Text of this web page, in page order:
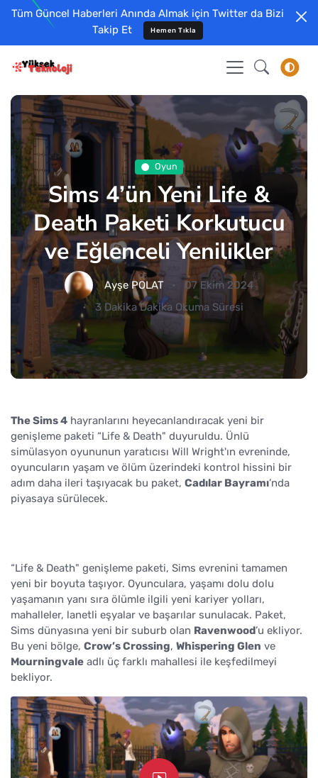
Tüm Güncel Haberleri Anında Almak için Twitter da Bizi
Takip Et
Hemen Tıkla
Oyun
Sims 4’ün Yeni Life &
Death Paketi Korkutucu
ve Eğlenceli Yenilikler
Ayşe POLAT
07 Ekim 2024
3 Dakika Dakika Okuma Süresi
The Sims 4 hayranlarını heyecanlandıracak yeni bir
genişleme paketi “Life & Death" duyuruldu. Ünlü
simülasyon oyununun yaratıcısı Will Wright'ın evreninde,
oyuncuların yaşam ve ölüm üzerindeki kontrol hissini bir
adım daha ileri taşıyacak bu paket, Cadılar Bayramı’nda
piyasaya sürülecek.
“Life & Death" genişleme paketi, Sims evrenini tamamen
yeni bir boyuta taşıyor. Oyunculara, yaşamı dolu dolu
yaşamanın yanı sıra ölümle ilgili yeni kariyer yolları,
mahalleler, lanetli eşyalar ve başarılar sunulacak. Paket,
Sims dünyasına yeni bir suburb olan Ravenwood’u ekliyor.
Bu yeni bölge, Crow’s Crossing, Whispering Glen ve
Mourningvale adlı üç farklı mahallesi ile keşfedilmeyi
bekliyor.